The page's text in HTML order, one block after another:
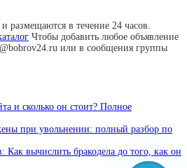
размещаются в течение 24 часов.
Чтобы добавить любое объявление
или в сообщения группы
и сколько он стоит? Полное
при увольнении: полный разбор по
Как вычислить бракодела до того, как он